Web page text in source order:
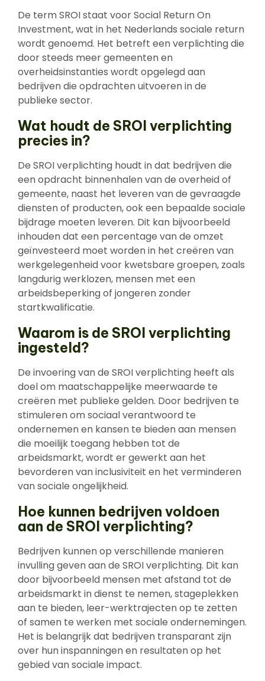
De term SROI staat voor Social Return On
Investment, wat in het Nederlands sociale return
wordt genoemd. Het betreft een verplichting die
door steeds meer gemeenten en
overheidsinstanties wordt opgelegd aan
bedrijven die opdrachten uitvoeren in de
publieke sector.
Wat houdt de SROI verplichting
precies in?
De SROI verplichting houdt in dat bedrijven die
een opdracht binnenhalen van de overheid of
gemeente, naast het leveren van de gevraagde
diensten of producten, ook een bepaalde sociale
bijdrage moeten leveren. Dit kan bijvoorbeeld
inhouden dat een percentage van de omzet
geïnvesteerd moet worden in het creëren van
werkgelegenheid voor kwetsbare groepen, zoals
langdurig werklozen, mensen met een
arbeidsbeperking of jongeren zonder
startkwalificatie.
Waarom is de SROI verplichting
ingesteld?
De invoering van de SROI verplichting heeft als
doel om maatschappelijke meerwaarde te
creëren met publieke gelden. Door bedrijven te
stimuleren om sociaal verantwoord te
ondernemen en kansen te bieden aan mensen
die moeilijk toegang hebben tot de
arbeidsmarkt, wordt er gewerkt aan het
bevorderen van inclusiviteit en het verminderen
van sociale ongelijkheid.
Hoe kunnen bedrijven voldoen
aan de SROI verplichting?
Bedrijven kunnen op verschillende manieren
invulling geven aan de SROI verplichting. Dit kan
door bijvoorbeeld mensen met afstand tot de
arbeidsmarkt in dienst te nemen, stageplekken
aan te bieden, leer-werktrajecten op te zetten
of samen te werken met sociale ondernemingen.
Het is belangrijk dat bedrijven transparant zijn
over hun inspanningen en resultaten op het
gebied van sociale impact.